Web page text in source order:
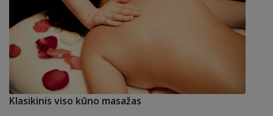
Klasikinis viso kūno masažas